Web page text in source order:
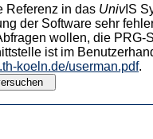
Referenz in das UnivIS
der Software sehr
wollen, die PRG-
ist im
koeln.de/userman.pdf.